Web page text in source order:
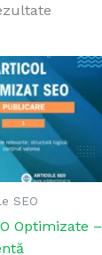
SEO
Optimizate –